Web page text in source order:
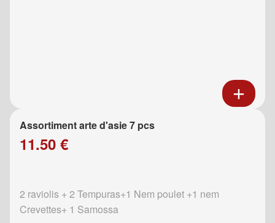
Assortiment arte d'asie 7 pcs
11.50 €
2 raviolis + 2 Tempuras+1 Nem poulet +1 nem
Crevettes+ 1 Samossa